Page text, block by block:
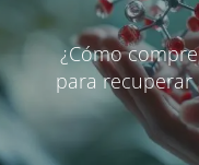
¿Cómo
para recuperar